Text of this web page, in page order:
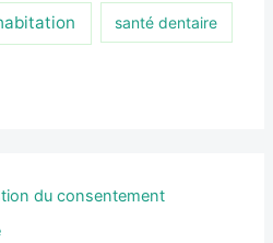
santé dentaire
du consentement